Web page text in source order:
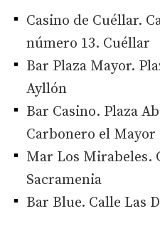
Casino de Cuéllar.
número 13. Cuéllar
Bar Plaza Mayor.
Ayllón
Bar Casino. Plaza
Carbonero el Mayor
Mar Los Mirabeles.
Sacramenia
Bar Blue. Calle Las